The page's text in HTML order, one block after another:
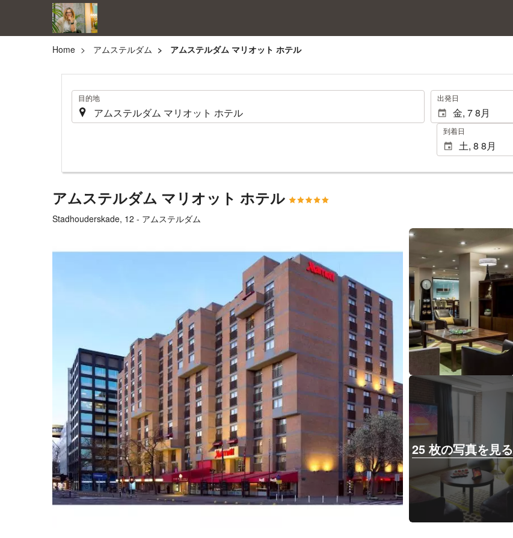
Home アムステルダム アムステルダム マリオット ホテル
. 目的地 . 出発日
到着日
アムステルダム マリオット ホテル
Stadhouderskade, 12 - アムステルダム
25 枚の写真を見る